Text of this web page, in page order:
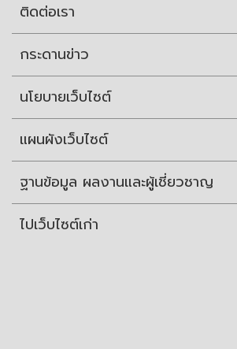
ติดต่อเรา
กระดานข่าว
นโยบายเว็บไซต์
แผนผังเว็บไซต์
ฐานข้อมูล ผลงานและผู้เชี่ยวชาญ
ไปเว็บไซต์เก่า